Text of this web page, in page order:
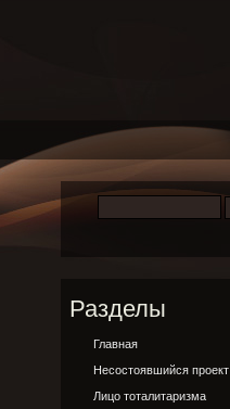
Разделы
Главная
Несостоявшийся проект
Лицо тоталитаризма